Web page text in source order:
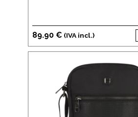
89.90 € (IVA incl.)